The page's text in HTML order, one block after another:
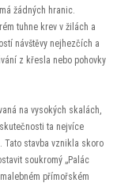
žádných hranic.
tuhne krev v žilách a
návštěvy nejhezčích a
z křesla nebo pohovky
na vysokých skalách,
ta nejvíce
Tato stavba vznikla skoro
soukromý „Palác
přímořském